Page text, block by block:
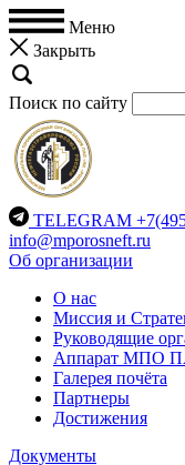
Меню
Закрыть
Поиск по сайту
TELEGRAM
info@mporosneft.ru
Об организации
О нас
Миссия и
Руководящие
Аппарат МПО
Галерея почёта
Партнеры
Достижения
Документы